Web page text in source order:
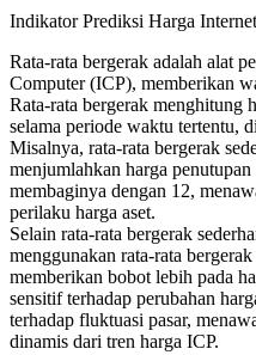
Indikator Prediksi Harga
Rata-rata bergerak adalah alat
Computer (ICP), memberikan
Rata-rata bergerak menghitung
selama periode waktu tertentu,
Misalnya, rata-rata bergerak
menjumlahkan harga
membaginya dengan 12,
perilaku harga aset.
Selain rata-rata bergerak
menggunakan rata-rata
memberikan bobot lebih pada
sensitif terhadap perubahan
terhadap fluktuasi pasar,
dinamis dari tren harga ICP.